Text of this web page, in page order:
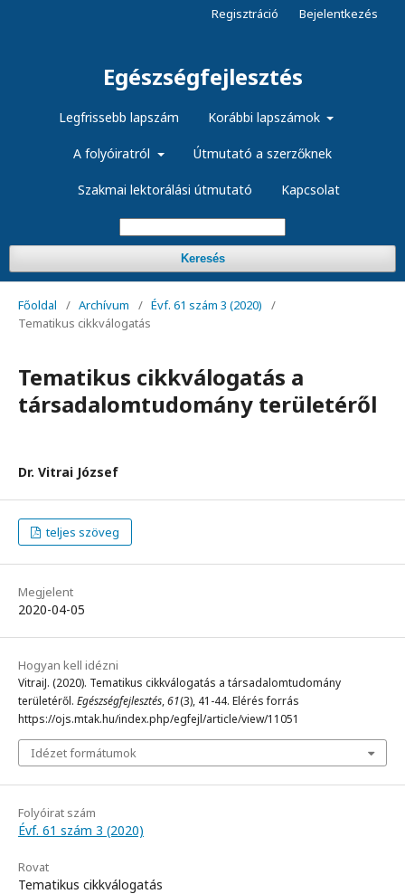
Egészségfejlesztés
Legfrissebb lapszám Korábbi lapszámok
A folyóiratról Útmutató a szerzőknek
Szakmai lektorálási útmutató Kapcsolat
Keresés
Regisztráció Bejelentkezés
Főoldal / Archívum / Évf. 61 szám 3 (2020)
/
Tematikus cikkválogatás
Tematikus cikkválogatás a
társadalomtudomány területéről
Dr. Vitrai József
teljes szöveg
Megjelent
2020-04-05
Hogyan kell idézni
VitraiJ. (2020). Tematikus cikkválogatás a társadalomtudomány
területéről. Egészségfejlesztés,61(3), 41-44. Elérés forrás
https://ojs.mtak.hu/index.php/egfejl/article/view/11051
Idézet formátumok
Folyóirat szám
Évf. 61 szám 3 (2020)
Rovat
Tematikus cikkválogatás